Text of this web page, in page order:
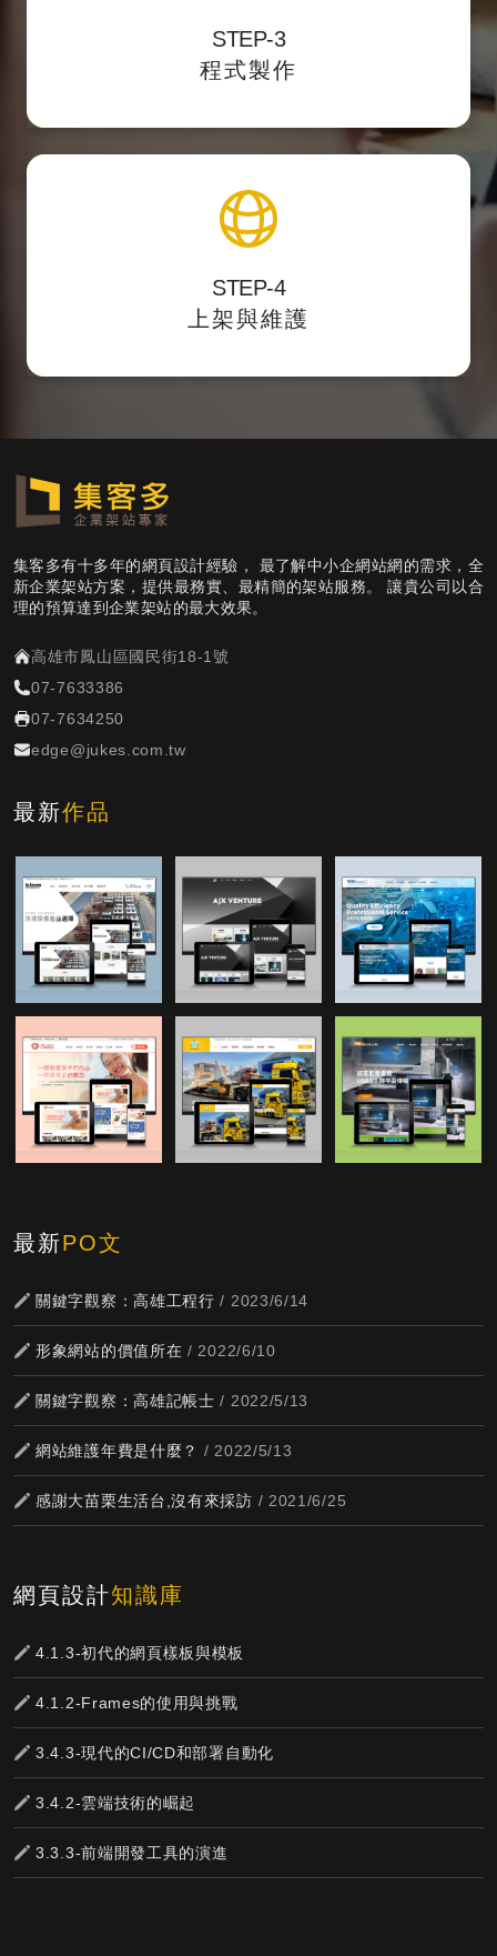
STEP-3
程式製作
我們開發後台力求精簡好用，讓客戶第一次使
用就上手。
STEP-4
上架與維護
上架與維護
提供後台測試點，校對後正式上架，
網站sitemap提供搜尋引擎蒐錄。
集客多有十多年的網頁設計經驗， 最了解中小企網站網的需求，全
新企業架站方案，提供最務實、最精簡的架站服務。 讓貴公司以合
理的預算達到企業架站的最大效果。
高雄市鳳山區國民街18-1號
07-7633386
07-7634250
edge@jukes.com.tw
最新作品
最新PO文
關鍵字觀察：高雄工程行 / 2023/6/14
形象網站的價值所在 / 2022/6/10
關鍵字觀察：高雄記帳士 / 2022/5/13
網站維護年費是什麼？ / 2022/5/13
感謝大苗栗生活台,沒有來採訪 / 2021/6/25
網頁設計知識庫
4.1.3-初代的網頁樣板與模板
4.1.2-Frames的使用與挑戰
3.4.3-現代的CI/CD和部署自動化
3.4.2-雲端技術的崛起
3.3.3-前端開發工具的演進